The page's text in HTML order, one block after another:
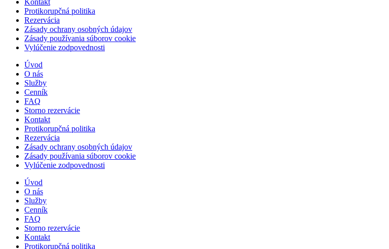
Protikorupčná politika
Rezervácia
Zásady ochrany osobných údajov
Zásady používania súborov cookie
Vylúčenie zodpovednosti
Úvod
O nás
Služby
Cenník
FAQ
Storno rezervácie
Kontakt
Protikorupčná politika
Rezervácia
Zásady ochrany osobných údajov
Zásady používania súborov cookie
Vylúčenie zodpovednosti
Úvod
O nás
Služby
Cenník
FAQ
Storno rezervácie
Kontakt
Protikorupčná politika